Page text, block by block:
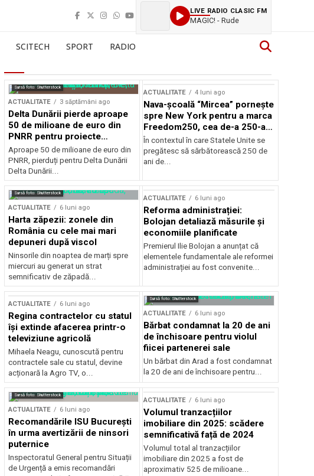
LIVE RADIO CLASIC FM
MAGIC! - Rude
SCITECH SPORT RADIO
Sursă foto: Shutterstock
ACTUALITATE 3 săptămâni ago
Delta Dunării pierde aproape
50 de milioane de euro din
PNRR pentru proiecte
esențiale
Aproape 50 de milioane de euro din
PNRR, pierduți pentru Delta Dunării
Delta Dunării...
ACTUALITATE 4 luni ago
Nava-școală “Mircea” pornește
spre New York pentru a marca
Freedom250, cea de-a 250-a
aniversare a Statelor Unite
În contextul în care Statele Unite se
pregătesc să sărbătorească 250 de
ani de...
Sursă foto: Shutterstock
ACTUALITATE 6 luni ago
Harta zăpezii: zonele din
România cu cele mai mari
depuneri după viscol
Ninsorile din noaptea de marți spre
miercuri au generat un strat
semnificativ de zăpadă...
ACTUALITATE 6 luni ago
Reforma administrației:
Bolojan detaliază măsurile și
economiile planificate
Premierul Ilie Bolojan a anunțat că
elementele fundamentale ale reformei
administrației au fost convenite...
ACTUALITATE 6 luni ago
Regina contractelor cu statul
își extinde afacerea printr-o
televiziune agricolă
Mihaela Neagu, cunoscută pentru
contractele sale cu statul, devine
acționară la Agro TV, o...
Sursă foto: Shutterstock
ACTUALITATE 6 luni ago
Bărbat condamnat la 20 de ani
de închisoare pentru violul
fiicei partenerei sale
Un bărbat din Arad a fost condamnat
la 20 de ani de închisoare pentru...
Sursă foto: Shutterstock
ACTUALITATE 6 luni ago
Recomandările ISU București
în urma avertizării de ninsori
puternice
Inspectoratul General pentru Situații
de Urgență a emis recomandări
ACTUALITATE 6 luni ago
Volumul tranzacțiilor
imobiliare din 2025: scădere
semnificativă față de 2024
Volumul total al tranzacțiilor
imobiliare din 2025 a fost de
aproximativ 525 de milioane...